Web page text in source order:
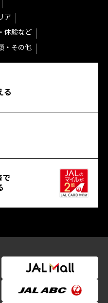
ア
体験など
・その他
る
で